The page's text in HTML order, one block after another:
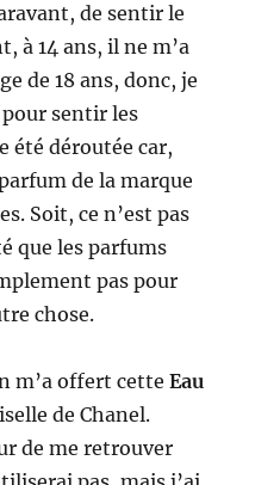
de sentir le
à 14 ans, il ne m’a
de 18 ans, donc, je
sentir les
été déroutée car,
de la marque
Soit, ce n’est pas
que les parfums
pas pour
chose.
m’a offert cetteEau
de Chanel.
de me retrouver